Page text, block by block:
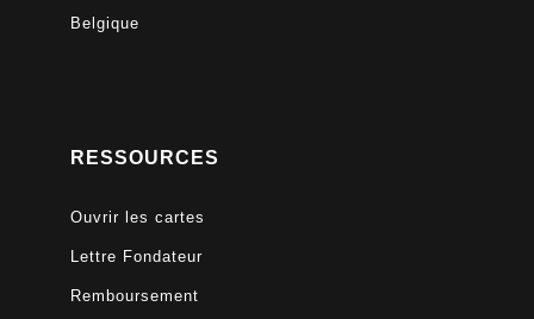
Belgique
RESSOURCES
Ouvrir les cartes
Lettre Fondateur
Remboursement